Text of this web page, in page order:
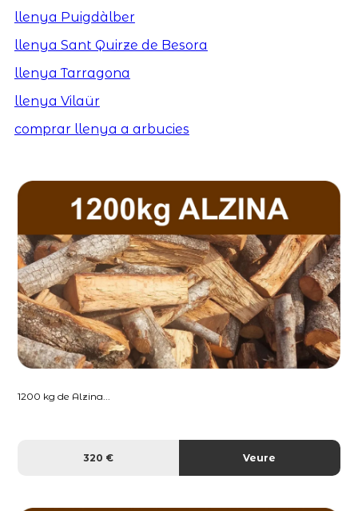
llenya Puigdàlber
llenya Sant Quirze de Besora
llenya Tarragona
llenya Vilaür
comprar llenya a arbucies
1200 kg de Alzina...
320 € Veure